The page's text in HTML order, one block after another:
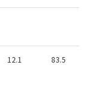
12.1 83.5